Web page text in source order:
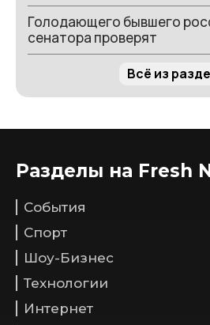
Голодающего бывшего
сенатора проверят
Всё из
Разделы на Fresh
События
Спорт
Шоу-Бизнес
Технологии
Интернет